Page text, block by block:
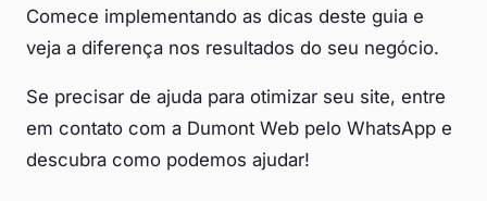
Comece implementando as dicas deste guia e
veja a diferença nos resultados do seu negócio.
Se precisar de ajuda para otimizar seu site, entre
em contato com a Dumont Web pelo WhatsApp e
descubra como podemos ajudar!